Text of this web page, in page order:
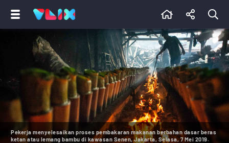
Pekerja menyelesaikan proses pembakaran makanan berbahan dasar beras
ketan atau lemang bambu di kawasan Senen, Jakarta, Selasa, 7 Mei 2019.